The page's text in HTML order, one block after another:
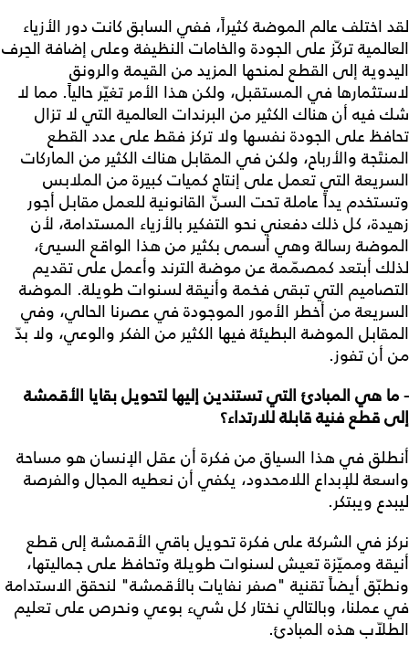
لقد اختلف عالم الموضة كثيراً، ففي السابق كانت دور الأزياء
العالمية تركّز على الجودة والخامات النظيفة وعلى إضافة الحِرف
اليدوية إلى القطع لمنحها المزيد من القيمة والرونق
لاستثمارها في المستقبل، ولكن هذا الأمر تغيّر حالياً. مما لا
شك فيه أن هناك الكثير من البرندات العالمية التي لا تزال
تحافظ على الجودة نفسها ولا تركز فقط على عدد القطع
المنتَجة والأرباح، ولكن في المقابل هناك الكثير من الماركات
السريعة التي تعمل على إنتاج كميات كبيرة من الملابس
وتستخدم يداً عاملة تحت السنّ القانونية للعمل مقابل أجور
زهيدة، كل ذلك دفعني نحو التفكير بالأزياء المستدامة، لأن
الموضة رسالة وهي أسمى بكثير من هذا الواقع السيئ،
لذلك أبتعد كمصمّمة عن موضة الترند وأعمل على تقديم
التصاميم التي تبقى فخمة وأنيقة لسنوات طويلة. الموضة
السريعة من أخطر الأمور الموجودة في عصرنا الحالي، وفي
المقابل الموضة البطيئة فيها الكثير من الفكر والوعي، ولا بدّ
من أن تفوز.
- ما هي المبادئ التي تستندين إليها لتحويل بقايا الأقمشة
إلى قطع فنية قابلة للارتداء؟
أنطلق في هذا السياق من فكرة أن عقل الإنسان هو مساحة
واسعة للإبداع اللامحدود، يكفي أن نعطيه المجال والفرصة
ليبدع ويبتكر.
نركز في الشركة على فكرة تحويل باقي الأقمشة إلى قطع
أنيقة ومميّزة تعيش لسنوات طويلة وتحافظ على جماليتها،
ونطبّق أيضاً تقنية "صفر نفايات بالأقمشة" لنحقق الاستدامة
في عملنا، وبالتالي نختار كل شيء بوعي ونحرص على تعليم
الطلاّب هذه المبادئ.